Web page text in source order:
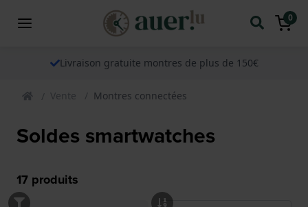
0
Livraison gratuite montres de plus de 150€
Vente Montres connectées
Soldes smartwatches
17 produits